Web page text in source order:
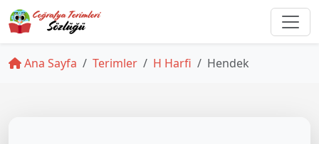
Ana Sayfa Terimler H Harfi Hendek